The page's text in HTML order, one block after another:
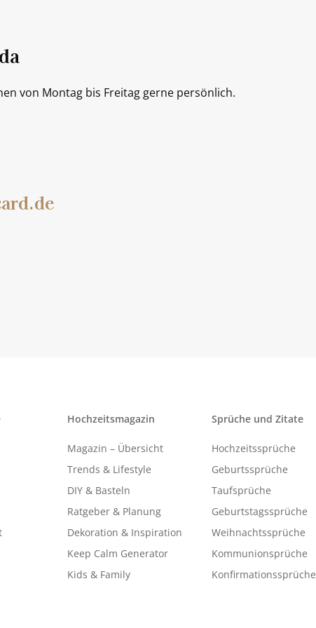
von Montag bis Freitag gerne persönlich.
Hochzeitsmagazin
Magazin – Übersicht
Trends & Lifestyle
DIY & Basteln
Ratgeber & Planung
Dekoration & Inspiration
Keep Calm Generator
Kids & Family
Sprüche und Zitate
Hochzeitssprüche
Geburtssprüche
Taufsprüche
Geburtstagssprüche
Weihnachtssprüche
Kommunionsprüche
Konfirmationssprüche